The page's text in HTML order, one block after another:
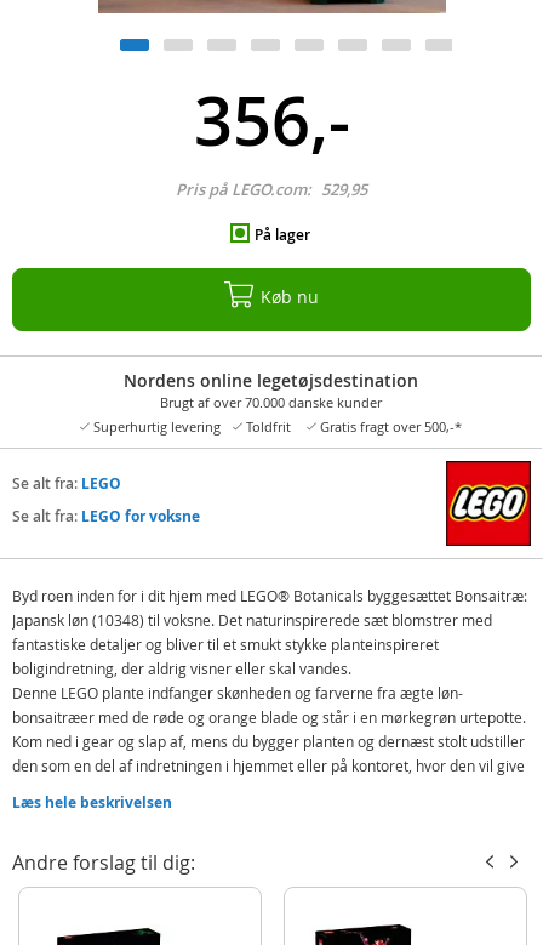
356,-
Pris på LEGO.com: 529,95
På lager
Køb nu
Nordens online legetøjsdestination
Brugt af over 70.000 danske kunder
Superhurtig levering
Toldfrit Gratis fragt over 500,-*
Se alt fra: LEGO
Se alt fra: LEGO for voksne
Byd roen inden for i dit hjem med LEGO® Botanicals byggesættet Bonsaitræ:
Japansk løn (10348) til voksne. Det naturinspirerede sæt blomstrer med
fantastiske detaljer og bliver til et smukt stykke planteinspireret
boligindretning, der aldrig visner eller skal vandes.
Denne LEGO plante indfanger skønheden og farverne fra ægte løn-
bonsaitræer med de røde og orange blade og står i en mørkegrøn urtepotte.
Kom ned i gear og slap af, mens du bygger planten og dernæst stolt udstiller
den som en del af indretningen i hjemmet eller på kontoret, hvor den vil give
Det japanske løn-bonsaitræ symboliserer fred og balance og menes at
fantastisk gave til planteelskere. Det er også en betænksom gaveidé som
indflyttergave, til valentinsdag, mors dag, fars dag eller som
elementer.
Læs hele beskrivelsen
Andre forslag til dig: